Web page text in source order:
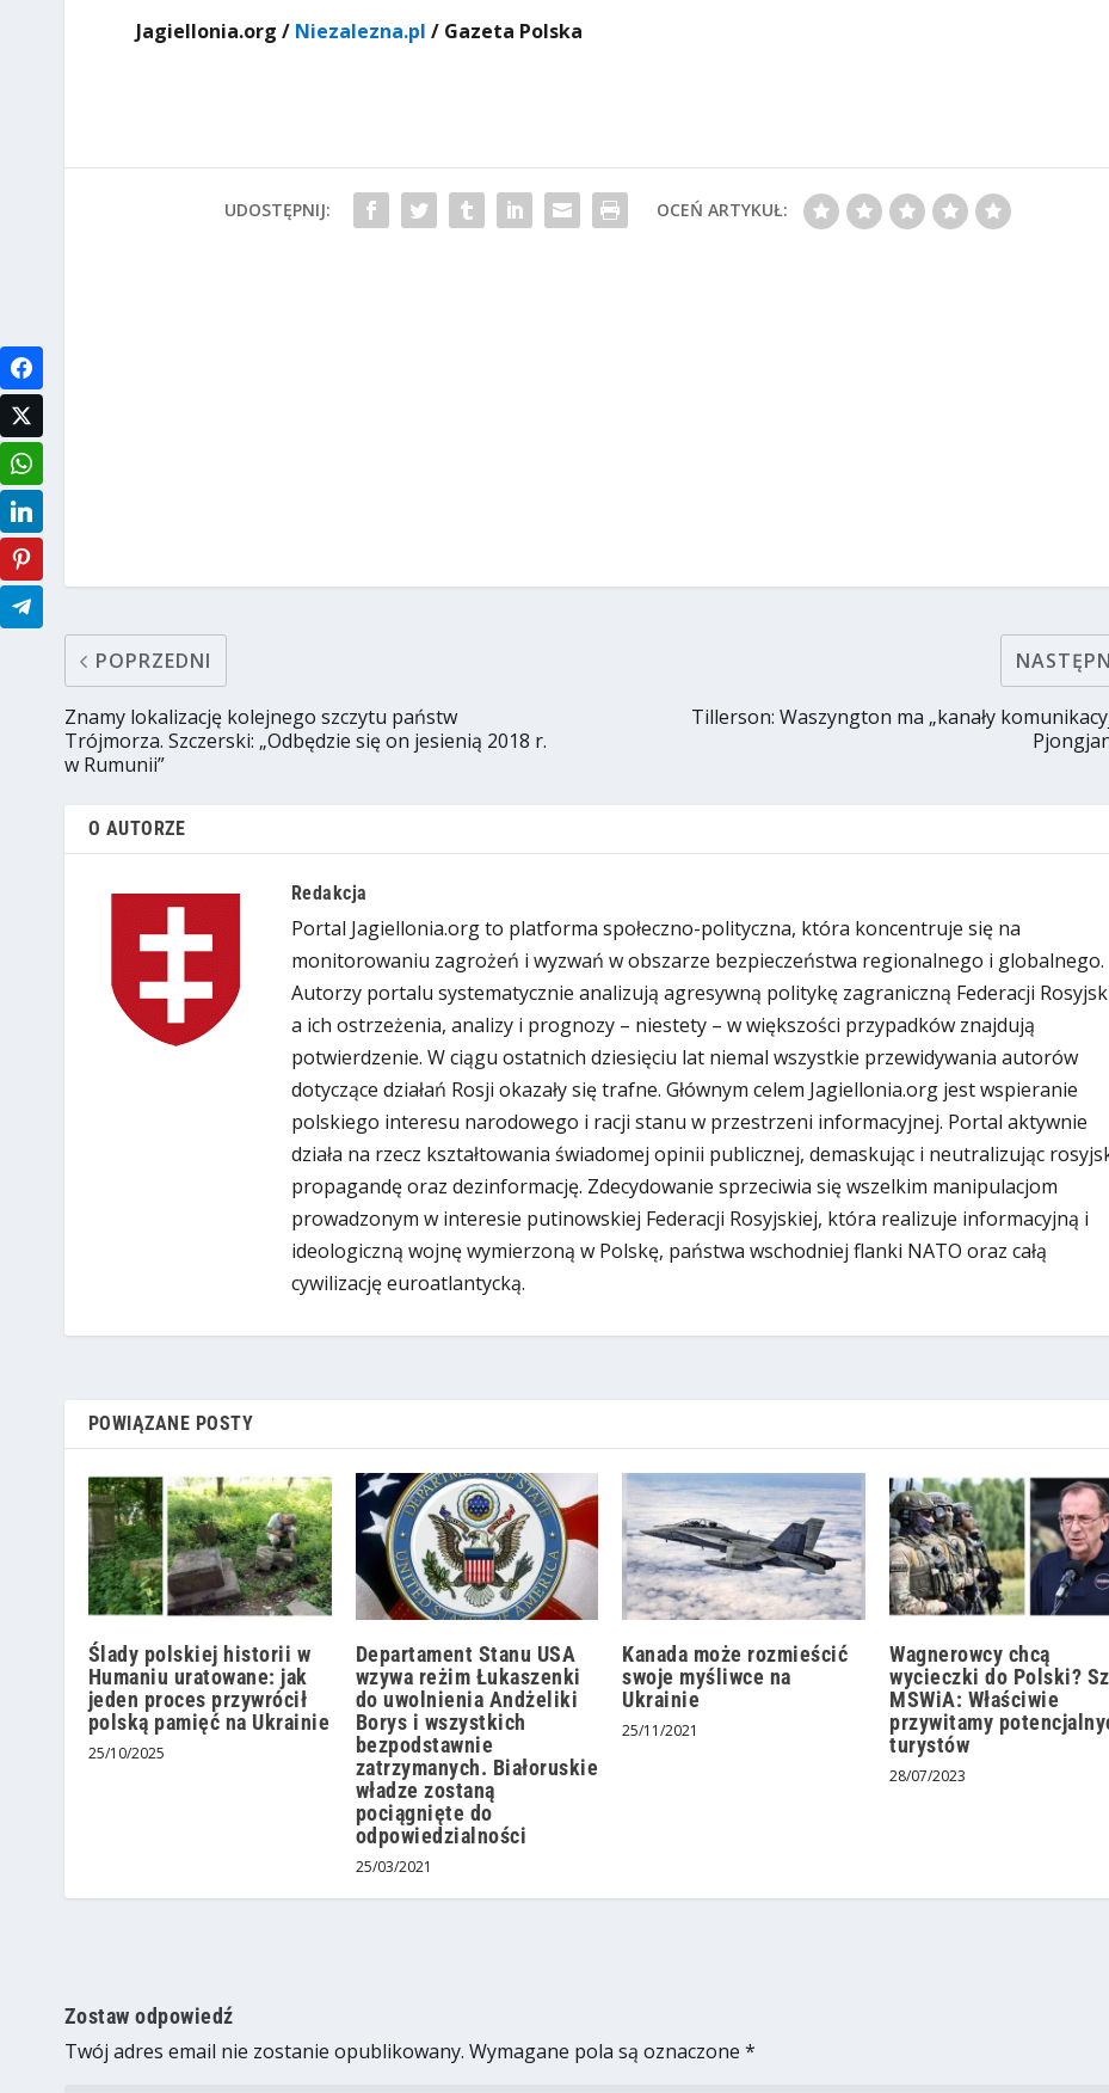
Jagiellonia.org / Niezalezna.pl / Gazeta Polska
UDOSTĘPNIJ: OCEŃ ARTYKUŁ:
POPRZEDNI
Znamy lokalizację kolejnego szczytu państw
Trójmorza. Szczerski: „Odbędzie się on jesienią 2018 r.
w Rumunii”
Tillerson: Waszyngton ma „kanały
O AUTORZE
Redakcja
Portal Jagiellonia.org to platforma społeczno-polityczna, która koncentruje się na
monitorowaniu zagrożeń i wyzwań w obszarze bezpieczeństwa regionalnego i globalnego.
Autorzy portalu systematycznie analizują agresywną politykę zagraniczną Federacji
a ich ostrzeżenia, analizy i prognozy – niestety – w większości przypadków znajdują
potwierdzenie. W ciągu ostatnich dziesięciu lat niemal wszystkie przewidywania autorów
dotyczące działań Rosji okazały się trafne. Głównym celem Jagiellonia.org jest wspieranie
polskiego interesu narodowego i racji stanu w przestrzeni informacyjnej. Portal aktywnie
działa na rzecz kształtowania świadomej opinii publicznej, demaskując i neutralizując
propagandę oraz dezinformację. Zdecydowanie sprzeciwia się wszelkim manipulacjom
prowadzonym w interesie putinowskiej Federacji Rosyjskiej, która realizuje informacyjną i
ideologiczną wojnę wymierzoną w Polskę, państwa wschodniej flanki NATO oraz całą
cywilizację euroatlantycką.
POWIĄZANE POSTY
Ślady polskiej historii w
Humaniu uratowane: jak
jeden proces przywrócił
polską pamięć na Ukrainie
25/10/2025
Departament Stanu USA
wzywa reżim Łukaszenki
do uwolnienia Andżeliki
Borys i wszystkich
bezpodstawnie
zatrzymanych. Białoruskie
władze zostaną
pociągnięte do
odpowiedzialności
25/03/2021
Kanada może rozmieścić
swoje myśliwce na
Ukrainie
25/11/2021
Wagnerowcy chcą
wycieczki do Polski?
MSWiA: Właściwie
przywitamy
turystów
28/07/2023
Zostaw odpowiedź
Twój adres email nie zostanie opublikowany. Wymagane pola są oznaczone *